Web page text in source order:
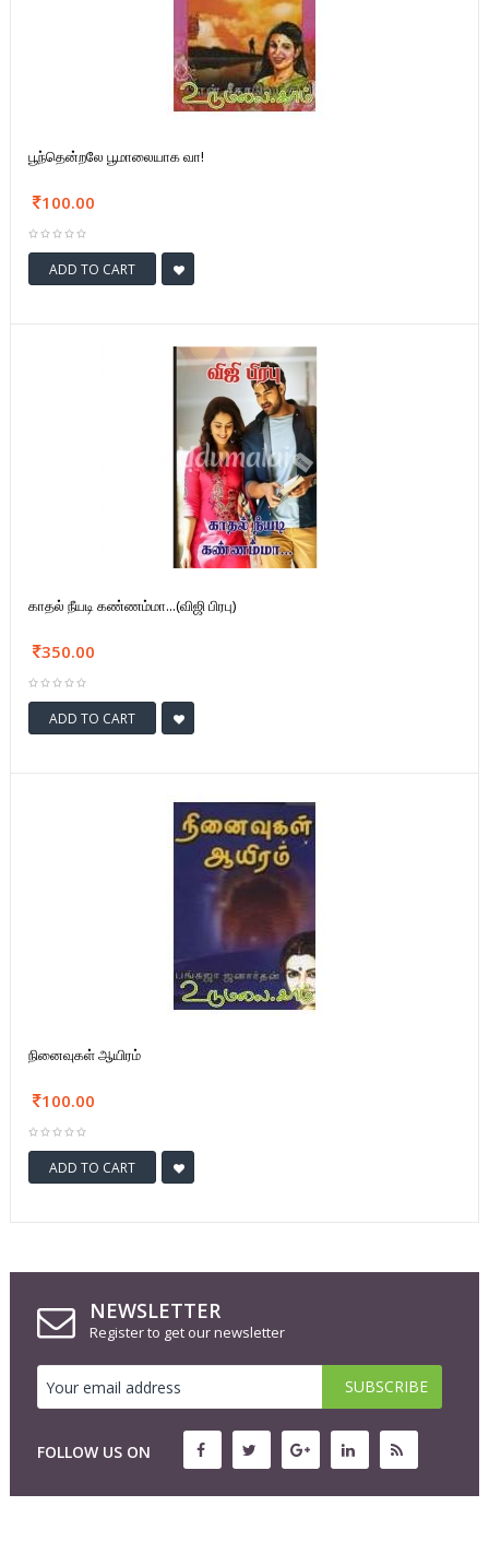
பூந்தென்றலே பூமாலையாக வா!
100.00
ADD TO CART
காதல் நீயடி கண்ணம்மா...(விஜி பிரபு)
350.00
ADD TO CART
நினைவுகள் ஆயிரம்
100.00
ADD TO CART
NEWSLETTER
Register to get our newsletter
FOLLOW US ON